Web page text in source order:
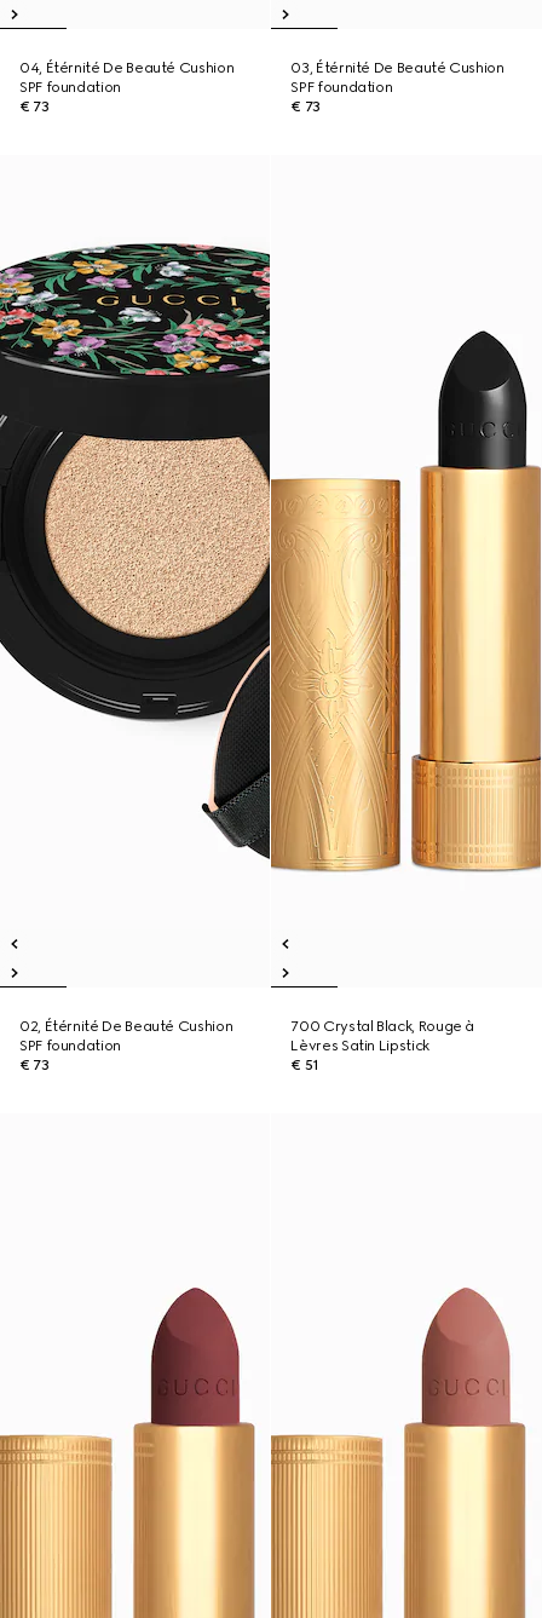
04, Étérnité De Beauté Cushion
SPF foundation
€ 73
03, Étérnité De Beauté Cushion
SPF foundation
€ 73
02, Étérnité De Beauté Cushion
SPF foundation
€ 73
700 Crystal Black, Rouge à
Lèvres Satin Lipstick
€ 51